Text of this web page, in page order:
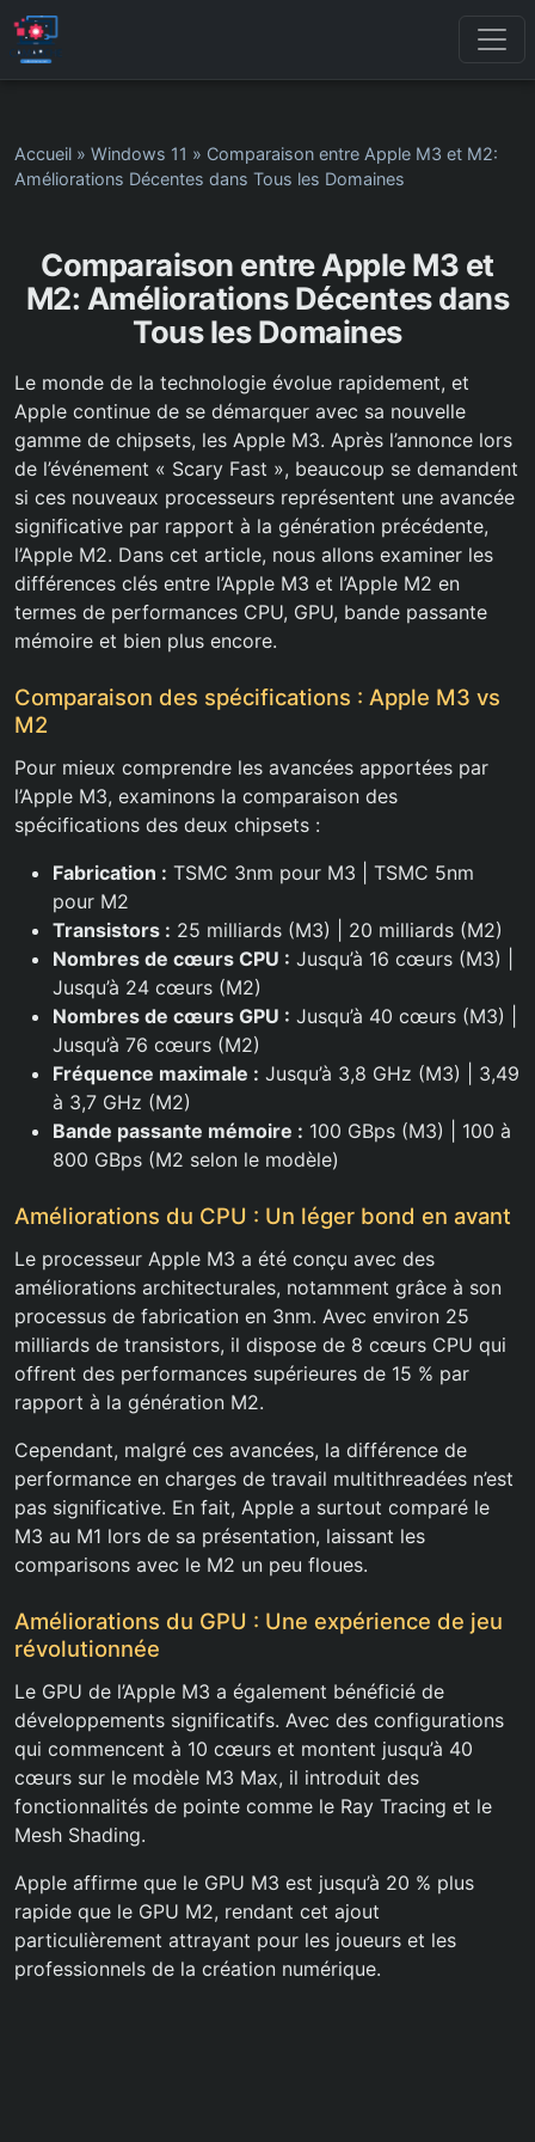
Accueil » Windows 11 » Comparaison entre Apple M3 et M2:
Améliorations Décentes dans Tous les Domaines
Comparaison entre Apple M3 et
M2: Améliorations Décentes dans
Tous les Domaines
Le monde de la technologie évolue rapidement, et
Apple continue de se démarquer avec sa nouvelle
gamme de chipsets, les Apple M3. Après l’annonce lors
de l’événement « Scary Fast », beaucoup se demandent
si ces nouveaux processeurs représentent une avancée
significative par rapport à la génération précédente,
l’Apple M2. Dans cet article, nous allons examiner les
différences clés entre l’Apple M3 et l’Apple M2 en
termes de performances CPU, GPU, bande passante
mémoire et bien plus encore.
Comparaison des spécifications : Apple M3 vs
M2
Pour mieux comprendre les avancées apportées par
l’Apple M3, examinons la comparaison des
spécifications des deux chipsets :
Fabrication : TSMC 3nm pour M3 | TSMC 5nm
pour M2
Transistors : 25 milliards (M3) | 20 milliards (M2)
Nombres de cœurs CPU : Jusqu’à 16 cœurs (M3) |
Jusqu’à 24 cœurs (M2)
Nombres de cœurs GPU : Jusqu’à 40 cœurs (M3) |
Jusqu’à 76 cœurs (M2)
Fréquence maximale : Jusqu’à 3,8 GHz (M3) | 3,49
à 3,7 GHz (M2)
Bande passante mémoire : 100 GBps (M3) | 100 à
800 GBps (M2 selon le modèle)
Améliorations du CPU : Un léger bond en avant
Le processeur Apple M3 a été conçu avec des
améliorations architecturales, notamment grâce à son
processus de fabrication en 3nm. Avec environ 25
milliards de transistors, il dispose de 8 cœurs CPU qui
offrent des performances supérieures de 15 % par
rapport à la génération M2.
Cependant, malgré ces avancées, la différence de
performance en charges de travail multithreadées n’est
pas significative. En fait, Apple a surtout comparé le
M3 au M1 lors de sa présentation, laissant les
comparisons avec le M2 un peu floues.
Améliorations du GPU : Une expérience de jeu
révolutionnée
Le GPU de l’Apple M3 a également bénéficié de
développements significatifs. Avec des configurations
qui commencent à 10 cœurs et montent jusqu’à 40
cœurs sur le modèle M3 Max, il introduit des
fonctionnalités de pointe comme le Ray Tracing et le
Mesh Shading.
Apple affirme que le GPU M3 est jusqu’à 20 % plus
rapide que le GPU M2, rendant cet ajout
particulièrement attrayant pour les joueurs et les
professionnels de la création numérique.